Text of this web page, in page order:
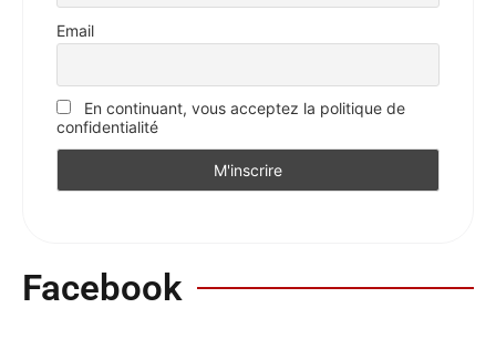
Email
En continuant, vous acceptez la politique de
confidentialité
Facebook